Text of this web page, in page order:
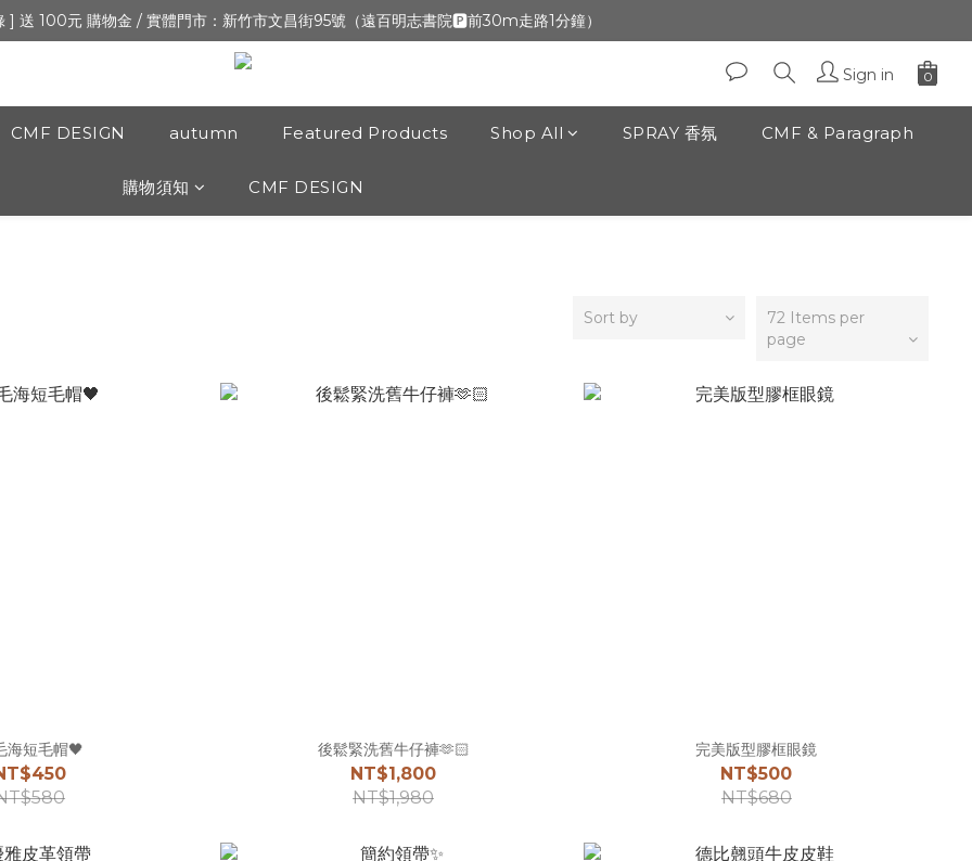
張,加入會員,全通路可累積紅利 >登入官網 > 個人資訊 > 填寫正確「生日」收生日禮金
] 送 100元 購物金 / 實體門市：新竹市文昌街95號（遠百明志書院🅿️前30m走路1分鐘）
張,加入會員,全通路可累積紅利 >登入官網 > 個人資訊 > 填寫正確「生日」收生日禮金
Sign in
CMF DESIGN autumn Featured Products Shop All SPRAY 香氛 CMF & Paragraph
購物須知 CMF DESIGN
Sort by
72 Items per
page
海短毛帽🖤 後鬆緊洗舊牛仔褲🫶🏻
NT$1,800
NT$1,980
完美版型膠框眼鏡
NT$500
NT$680